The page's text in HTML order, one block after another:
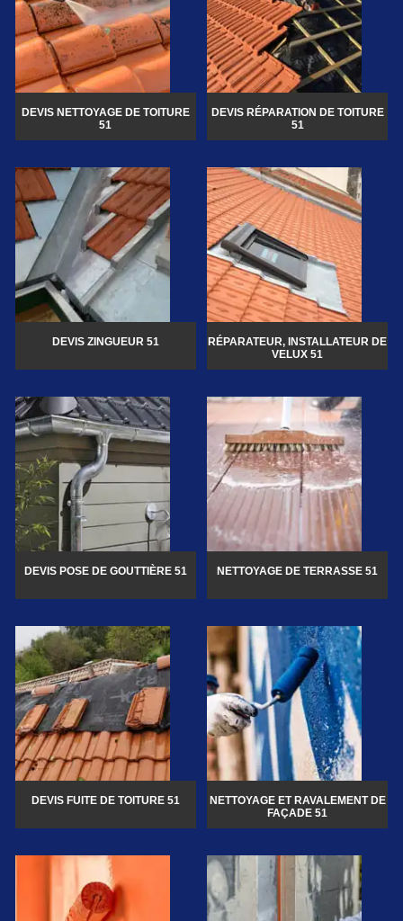
DEVIS NETTOYAGE DE TOITURE
51
DEVIS RÉPARATION DE TOITURE
51
DEVIS ZINGUEUR 51
RÉPARATEUR, INSTALLATEUR DE
VELUX 51
DEVIS POSE DE GOUTTIÈRE 51 NETTOYAGE DE TERRASSE 51
DEVIS FUITE DE TOITURE 51
NETTOYAGE ET RAVALEMENT DE
FAÇADE 51